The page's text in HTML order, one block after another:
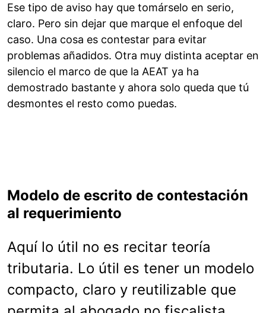
Ese tipo de aviso hay que tomárselo en serio,
claro. Pero sin dejar que marque el enfoque del
caso. Una cosa es contestar para evitar
problemas añadidos. Otra muy distinta aceptar en
silencio el marco de que la AEAT ya ha
demostrado bastante y ahora solo queda que tú
desmontes el resto como puedas.
Modelo de escrito de contestación
al requerimiento
Aquí lo útil no es recitar teoría
tributaria. Lo útil es tener un modelo
compacto, claro y reutilizable que